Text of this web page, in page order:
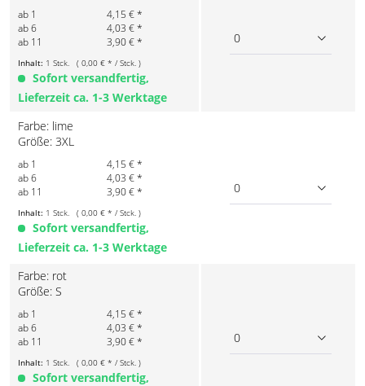
ab 1
4,15 € *
ab 6
4,03 € *
ab 11
3,90 € *
Inhalt: 1 Stck. ( 0,00 € * / Stck. )
Sofort versandfertig,
Lieferzeit ca. 1-3 Werktage
0
Farbe: lime
Größe: 3XL
ab 1
4,15 € *
ab 6
4,03 € *
ab 11
3,90 € *
Inhalt: 1 Stck. ( 0,00 € * / Stck. )
Sofort versandfertig,
Lieferzeit ca. 1-3 Werktage
0
Farbe: rot
Größe: S
ab 1
4,15 € *
ab 6
4,03 € *
ab 11
3,90 € *
Inhalt: 1 Stck. ( 0,00 € * / Stck. )
Sofort versandfertig,
0